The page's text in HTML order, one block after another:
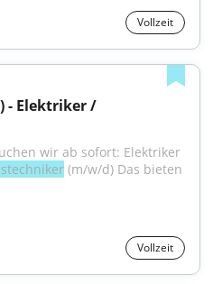
Vollzeit
- Elektriker /
wir ab sofort: Elektriker
(m/w/d) Das bieten
Vollzeit